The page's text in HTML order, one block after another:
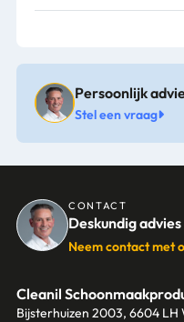
Persoonlijk
Stel een vraag
CONTACT
Deskundig
Neem contact met
Cleanil
Bijsterhuizen 2003, 6604 LH